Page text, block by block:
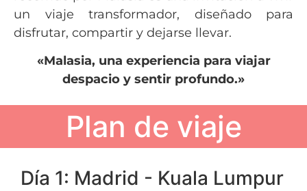
un viaje transformador, diseñado para
disfrutar, compartir y dejarse llevar.
«Malasia, una experiencia para viajar
despacio y sentir profundo.»
Plan de viaje
Día 1: Madrid - Kuala Lumpur